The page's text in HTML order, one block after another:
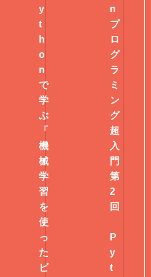
y
t
h
o
n
で
学
ぶ
「
機
械
学
習
を
使
っ
た
ビ
n
プ
ロ
グ
ラ
ミ
ン
グ
超
入
門
第
2
回
P
y
t